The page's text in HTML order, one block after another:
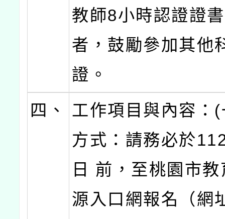
教師8小時認證證
者，鼓勵參加其他
證。
四、
工作項目與內容：
方式：請務必於
日 前，至桃園市
源入口網報名（網